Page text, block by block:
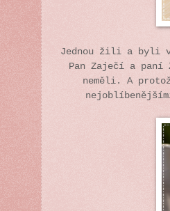
Jednou žili a byli v
Pan Zaječí a
neměli. A